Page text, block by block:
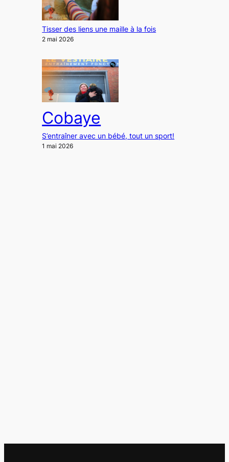
Tisser des liens une maille à la fois
2 mai 2026
Cobaye
S’entraîner avec un bébé, tout un sport!
1 mai 2026